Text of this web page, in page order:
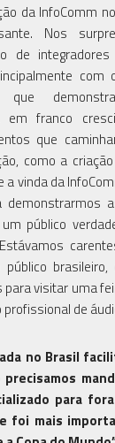
da InfoComm
Nos
de
com
que
em franco
que
como a
a vinda da
demonstrarmos
público
brasileiro,
para visitar uma
de
no Brasil
para
foi mais